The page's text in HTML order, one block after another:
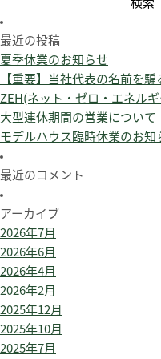
索:
最近の投稿
夏季休業のお知らせ
【重要】当社代表の名前を
ZEH(ネット・ゼロ・エネル
大型連休期間の営業について
モデルハウス臨時休業のお知
最近のコメント
アーカイブ
2026年7月
2026年6月
2026年4月
2026年2月
2025年12月
2025年10月
2025年7月